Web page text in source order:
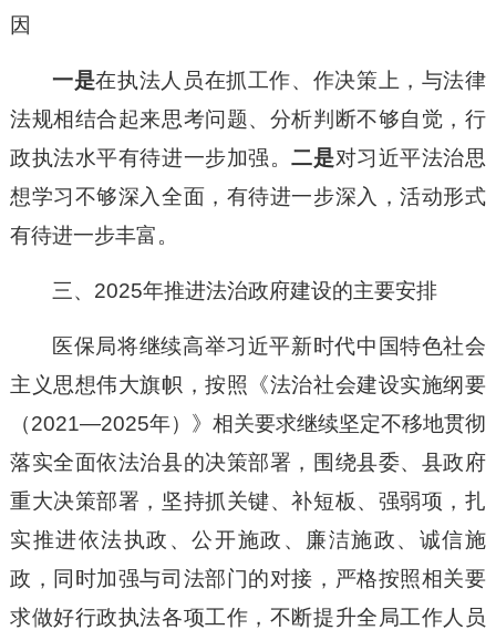
因
一是在执法人员在抓工作、作决策上，与法律
法规相结合起来思考问题、分析判断不够自觉，行
政执法水平有待进一步加强。二是对习近平法治思
想学习不够深入全面，有待进一步深入，活动形式
有待进一步丰富。
三、2025年推进法治政府建设的主要安排
医保局将继续高举习近平新时代中国特色社会
主义思想伟大旗帜，按照《法治社会建设实施纲要
（2021—2025年）》相关要求继续坚定不移地贯彻
落实全面依法治县的决策部署，围绕县委、县政府
重大决策部署，坚持抓关键、补短板、强弱项，扎
实推进依法执政、公开施政、廉洁施政、诚信施
政，同时加强与司法部门的对接，严格按照相关要
求做好行政执法各项工作，不断提升全局工作人员